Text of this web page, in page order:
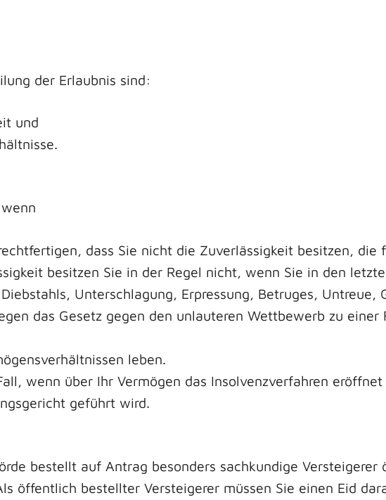
der Erlaubnis sind:
und
dass Sie nicht die Zuverlässigkeit besitzen,
besitzen Sie in der Regel nicht, wenn Sie in den
Unterschlagung, Erpressung, Betruges,
das Gesetz gegen den unlauteren Wettbewerb zu
leben.
wenn über Ihr Vermögen das Insolvenzverfahren
geführt wird.
bestellt auf Antrag besonders sachkundige
öffentlich bestellter Versteigerer müssen Sie einen Eid